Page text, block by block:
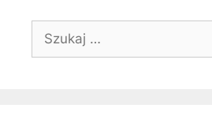
Szukaj: